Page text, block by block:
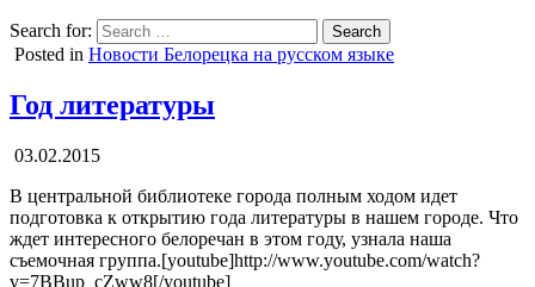
Search for:
Posted in Новости Белорецка на русском языке
Год литературы
03.02.2015
В центральной библиотеке города полным ходом идет
подготовка к открытию года литературы в нашем городе. Что
ждет интересного белоречан в этом году, узнала наша
съемочная группа.[youtube]http://www.youtube.com/watch?
v=7BBup_cZww8[/youtube]